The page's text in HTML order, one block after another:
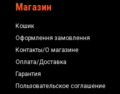
Магазин
Кошик
Оформлення замовлення
Контакты/О магазине
Оплата/Доставка
Гарантия
Пользовательское соглашение